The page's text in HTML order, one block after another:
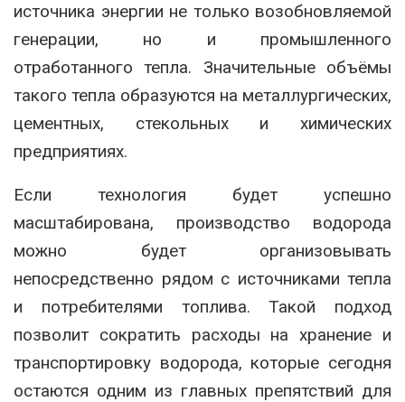
источника энергии не только возобновляемой
генерации, но и промышленного
отработанного тепла. Значительные объёмы
такого тепла образуются на металлургических,
цементных, стекольных и химических
предприятиях.
Если технология будет успешно
масштабирована, производство водорода
можно будет организовывать
непосредственно рядом с источниками тепла
и потребителями топлива. Такой подход
позволит сократить расходы на хранение и
транспортировку водорода, которые сегодня
остаются одним из главных препятствий для